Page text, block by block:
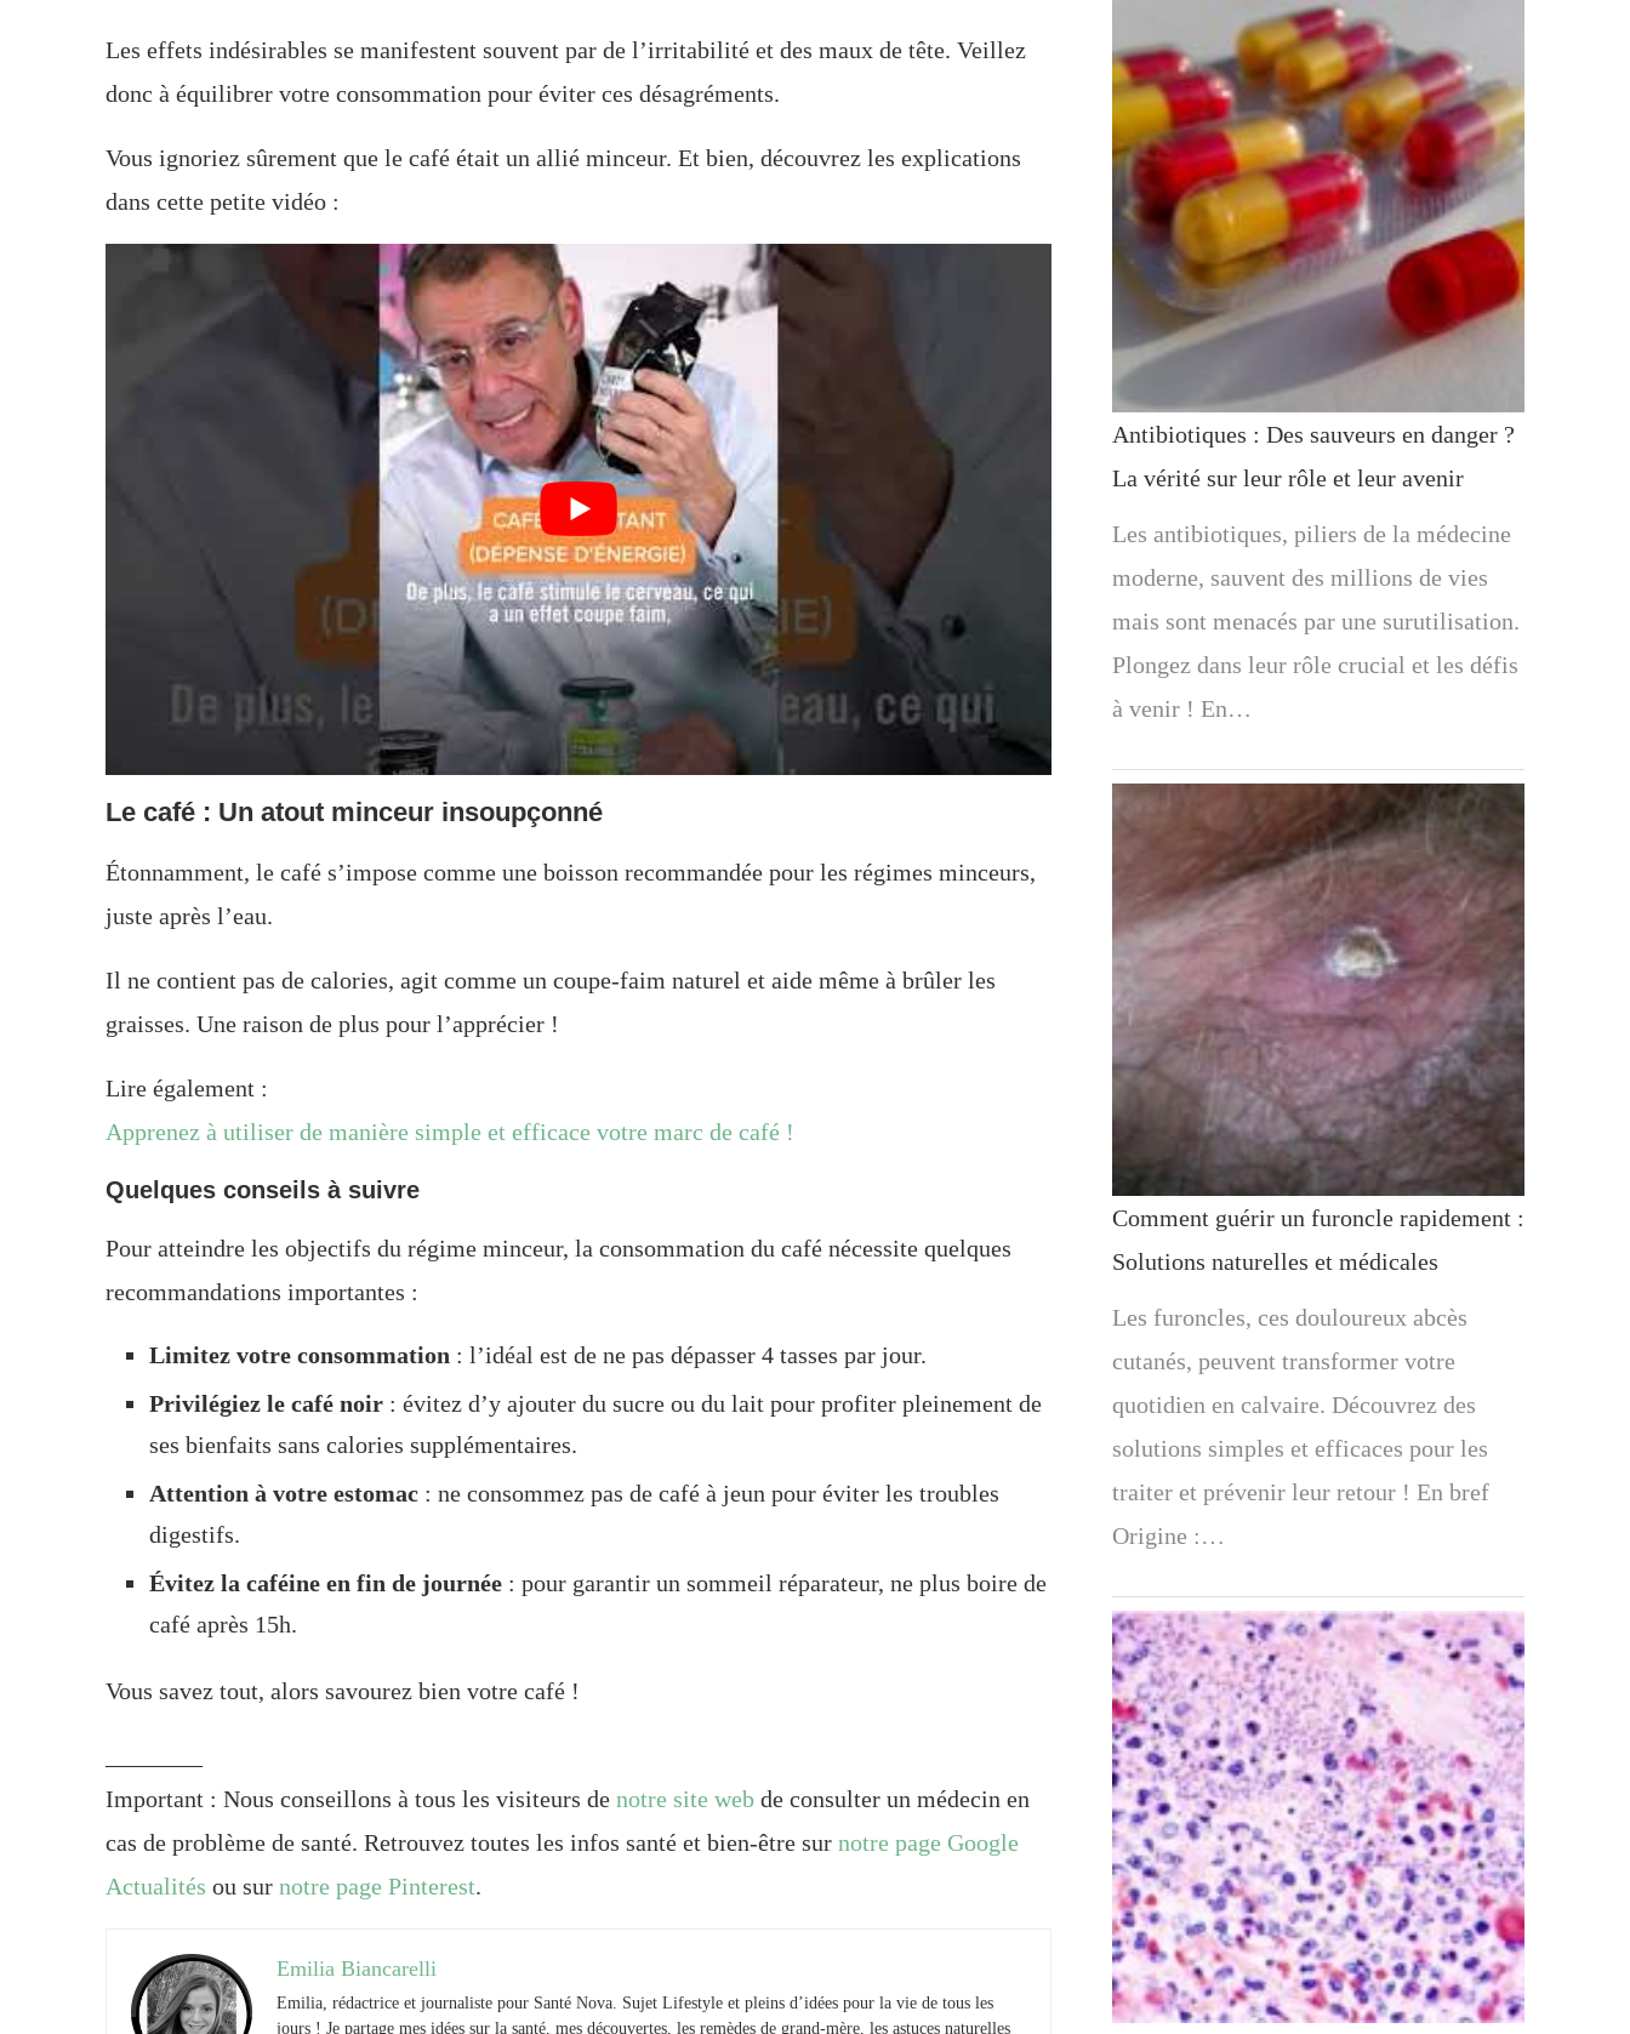
Les effets indésirables se manifestent souvent par de l’irritabilité et des maux de tête. Veillez
donc à équilibrer votre consommation pour éviter ces désagréments.
Vous ignoriez sûrement que le café était un allié minceur. Et bien, découvrez les explications
dans cette petite vidéo :
Le café : Un atout minceur insoupçonné
Étonnamment, le café s’impose comme une boisson recommandée pour les régimes minceurs,
juste après l’eau.
Il ne contient pas de calories, agit comme un coupe-faim naturel et aide même à brûler les
graisses. Une raison de plus pour l’apprécier !
Lire également :
Apprenez à utiliser de manière simple et efficace votre marc de café !
Quelques conseils à suivre
Pour atteindre les objectifs du régime minceur, la consommation du café nécessite quelques
recommandations importantes :
Limitez votre consommation : l’idéal est de ne pas dépasser 4 tasses par jour.
Privilégiez le café noir : évitez d’y ajouter du sucre ou du lait pour profiter pleinement de
ses bienfaits sans calories supplémentaires.
Attention à votre estomac : ne consommez pas de café à jeun pour éviter les troubles
digestifs.
Évitez la caféine en fin de journée : pour garantir un sommeil réparateur, ne plus boire de
café après 15h.
Vous savez tout, alors savourez bien votre café !
Important : Nous conseillons à tous les visiteurs de notre site web de consulter un médecin en
cas de problème de santé. Retrouvez toutes les infos santé et bien-être sur notre page Google
Actualités ou sur notre page Pinterest.
Emilia Biancarelli
Emilia, rédactrice et journaliste pour Santé Nova. Sujet Lifestyle et pleins d’idées pour la vie de tous les
jours ! Je partage mes idées sur la santé, mes découvertes, les remèdes de grand-mère, les astuces naturelles
Antibiotiques : Des sauveurs en danger ?
La vérité sur leur rôle et leur avenir
Les antibiotiques, piliers de la médecine
moderne, sauvent des millions de vies
mais sont menacés par une surutilisation.
Plongez dans leur rôle crucial et les défis
à venir ! En…
Comment guérir un furoncle rapidement :
Solutions naturelles et médicales
Les furoncles, ces douloureux abcès
cutanés, peuvent transformer votre
quotidien en calvaire. Découvrez des
solutions simples et efficaces pour les
traiter et prévenir leur retour ! En bref
Origine :…